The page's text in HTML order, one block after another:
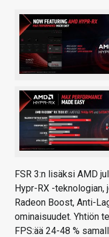
FSR 3:n lisäksi AMD
Hypr-RX -teknologian,
Radeon Boost, Anti-
ominaisuudet. Yhtiön
FPS:ää 24-48 %